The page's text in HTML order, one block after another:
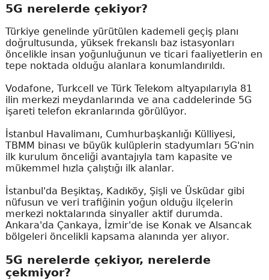
5G nerelerde çekiyor?
Türkiye genelinde yürütülen kademeli geçiş planı
doğrultusunda, yüksek frekanslı baz istasyonları
öncelikle insan yoğunluğunun ve ticari faaliyetlerin en
tepe noktada olduğu alanlara konumlandırıldı.
Vodafone, Turkcell ve Türk Telekom altyapılarıyla 81
ilin merkezi meydanlarında ve ana caddelerinde 5G
işareti telefon ekranlarında görülüyor.
İstanbul Havalimanı, Cumhurbaşkanlığı Külliyesi,
TBMM binası ve büyük kulüplerin stadyumları 5G'nin
ilk kurulum önceliği avantajıyla tam kapasite ve
mükemmel hızla çalıştığı ilk alanlar.
İstanbul'da Beşiktaş, Kadıköy, Şişli ve Üsküdar gibi
nüfusun ve veri trafiğinin yoğun olduğu ilçelerin
merkezi noktalarında sinyaller aktif durumda.
Ankara'da Çankaya, İzmir'de ise Konak ve Alsancak
bölgeleri öncelikli kapsama alanında yer alıyor.
5G nerelerde çekiyor, nerelerde
çekmiyor?